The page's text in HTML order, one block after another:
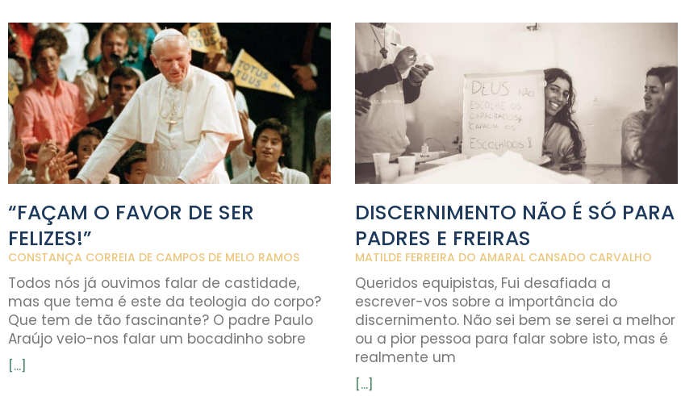
“FAÇAM O FAVOR DE SER
FELIZES!”
CONSTANÇA CORREIA DE CAMPOS DE MELO RAMOS
Todos nós já ouvimos falar de castidade,
mas que tema é este da teologia do corpo?
Que tem de tão fascinante? O padre Paulo
Araújo veio-nos falar um bocadinho sobre
[...]
DISCERNIMENTO NÃO É SÓ PARA
PADRES E FREIRAS
MATILDE FERREIRA DO AMARAL CANSADO CARVALHO
Queridos equipistas, Fui desafiada a
escrever-vos sobre a importância do
discernimento. Não sei bem se serei a melhor
ou a pior pessoa para falar sobre isto, mas é
realmente um
[...]